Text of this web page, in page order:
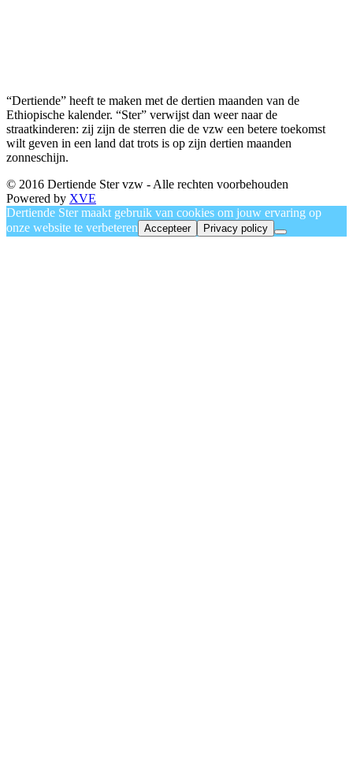
“Dertiende” heeft te maken met de dertien maanden van de
Ethiopische kalender. “Ster” verwijst dan weer naar de
straatkinderen: zij zijn de sterren die de vzw een betere toekomst
wilt geven in een land dat trots is op zijn dertien maanden
zonneschijn.
© 2016 Dertiende Ster vzw - Alle rechten voorbehouden
Powered by XVE
Dertiende Ster maakt gebruik van cookies om jouw ervaring op
onze website te verbeteren Accepteer Privacy policy